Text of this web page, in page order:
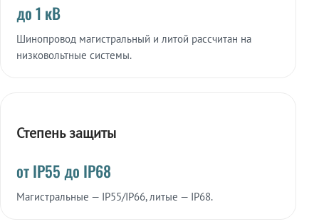
до 1 кВ
Шинопровод магистральный и литой рассчитан на
низковольтные системы.
Степень защиты
от IP55 до IP68
Магистральные — IP55/IP66, литые — IP68.